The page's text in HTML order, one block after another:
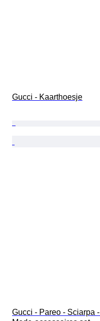
Gucci - Kaarthoesje
Gucci - Pareo - Sciarpa -